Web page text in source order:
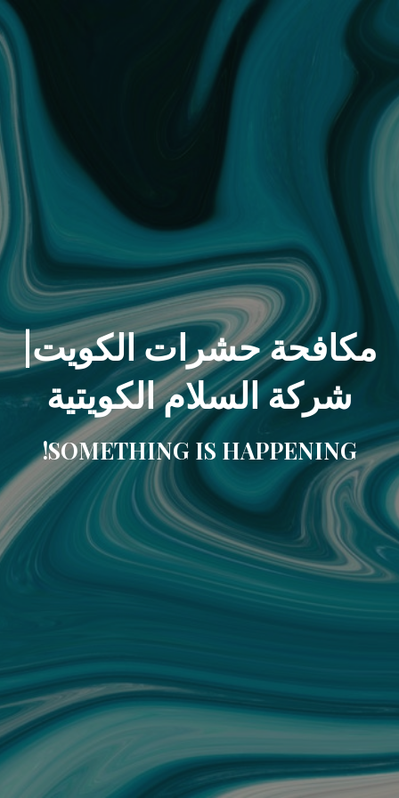
مكافحة حشرات الكويت|
شركة السلام الكويتية
SOMETHING IS HAPPENING!